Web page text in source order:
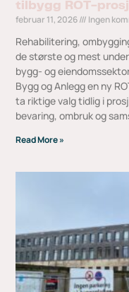
tilbygg ROT-
februar 11, 2026 Ingen
Rehabilitering,
de største og mest
bygg- og
Bygg og Anlegg en ny
ta riktige valg tidlig i
bevaring, ombruk og
Read More »